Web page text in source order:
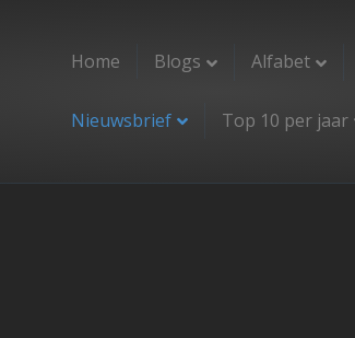
Home Blogs Alfabet
Nieuwsbrief Top 10 per jaar